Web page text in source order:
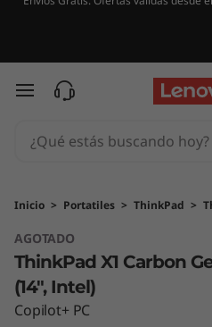
Ir al contenido principal
Inicio > Portatiles > ThinkPad >
AGOTADO
ThinkPad X1 Carbon
(14″, Intel)
Copilot+ PC